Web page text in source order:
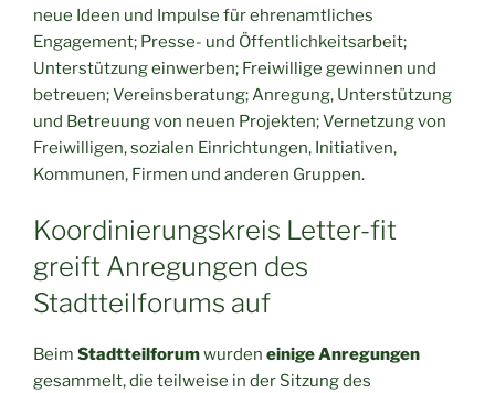
neue Ideen und Impulse für ehrenamtliches
Engagement; Presse- und Öffentlichkeitsarbeit;
Unterstützung einwerben; Freiwillige gewinnen und
betreuen; Vereinsberatung; Anregung, Unterstützung
und Betreuung von neuen Projekten; Vernetzung von
Freiwilligen, sozialen Einrichtungen, Initiativen,
Kommunen, Firmen und anderen Gruppen.
Koordinierungskreis Letter-fit
greift Anregungen des
Stadtteilforums auf
Beim Stadtteilforumwurden einige Anregungen
gesammelt, die teilweise in der Sitzung des